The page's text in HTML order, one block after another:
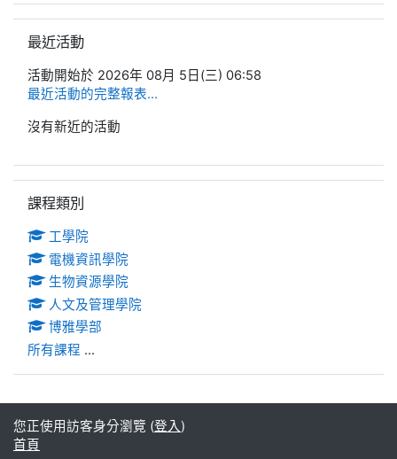
最近活動
活動開始於 2026年 08月 5日(三) 06:58
最近活動的完整報表...
沒有新近的活動
課程類別
工學院
電機資訊學院
生物資源學院
人文及管理學院
博雅學部
所有課程 ...
您正使用訪客身分瀏覽 (登入)
首頁